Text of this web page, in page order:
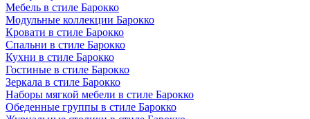
Мебель в стиле Барокко
Модульные коллекции Барокко
Кровати в стиле Барокко
Спальни в стиле Барокко
Кухни в стиле Барокко
Гостиные в стиле Барокко
Зеркала в стиле Барокко
Наборы мягкой мебели в стиле Барокко
Обеденные группы в стиле Барокко